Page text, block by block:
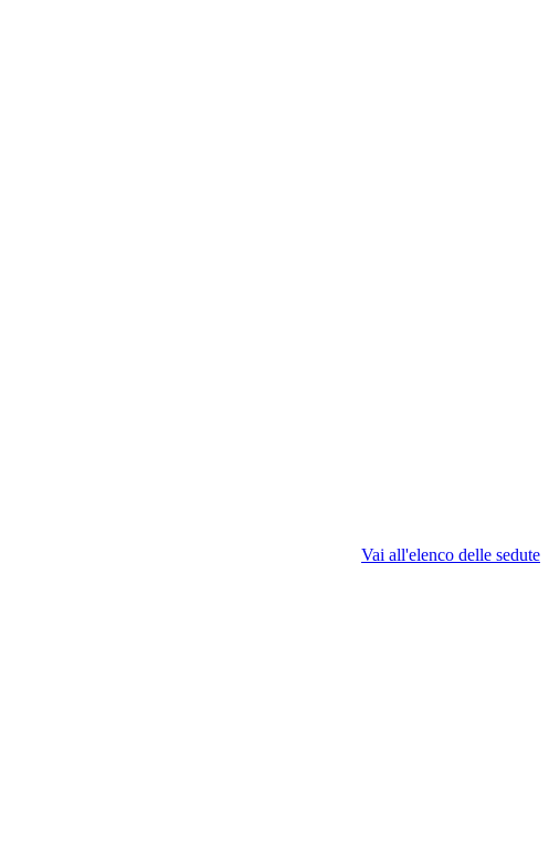
Vai all'elenco delle sedute